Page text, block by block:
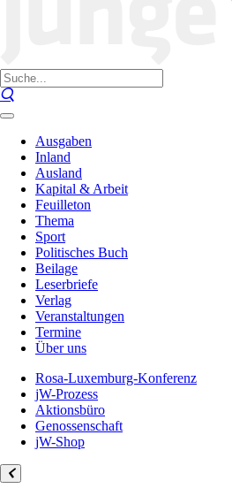
Ausgaben
Inland
Ausland
Kapital & Arbeit
Feuilleton
Thema
Sport
Politisches Buch
Beilage
Leserbriefe
Verlag
Veranstaltungen
Termine
Über uns
Rosa-Luxemburg-Konferenz
jW-Prozess
Aktionsbüro
Genossenschaft
jW-Shop